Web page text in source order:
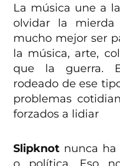
La música une a
olvidar la mierda
mucho mejor ser
la música, arte,
que la guerra.
rodeado de ese
problemas
forzados a lidiar
Slipknot nunca ha